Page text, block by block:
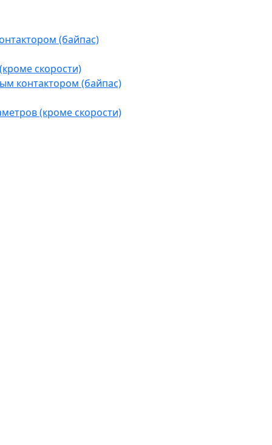
(байпас)
скорости)
контактором (байпас)
(кроме скорости)